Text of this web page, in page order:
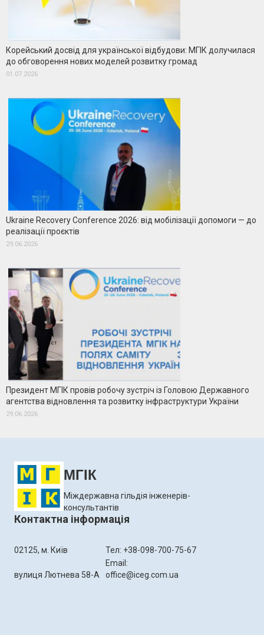
Корейський досвід для української відбудови: МГІК долучилася
до обговорення нових моделей розвитку громад
01.07.2026
Ukraine Recovery Conference 2026: від мобілізації допомоги — до
реалізації проєктів
29.06.2026
Президент МГІК провів робочу зустріч із Головою Державного
агентства відновлення та розвитку інфраструктури України
29.06.2026
МГІК
Міждержавна гільдія інженерів-
консультантів
Контактна інформація
02125, м. Київ
вулиця Лютнева 58-А
Тел: +38-098-700-75-67
Email:
office@iceg.com.ua